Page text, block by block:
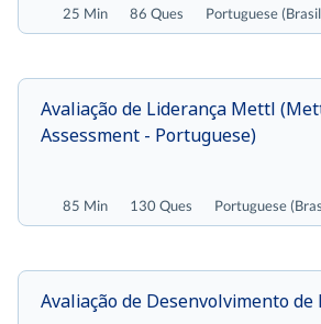
25 Min 86 Ques Portuguese
85 Min 130 Ques Portuguese
Avaliação de Liderança Mettl
Assessment - Portuguese)
Avaliação de Desenvolvimento